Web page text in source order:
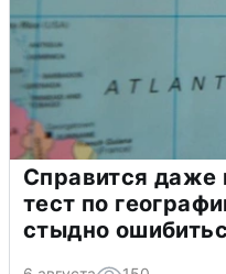
Справится даже
тест по
стыдно